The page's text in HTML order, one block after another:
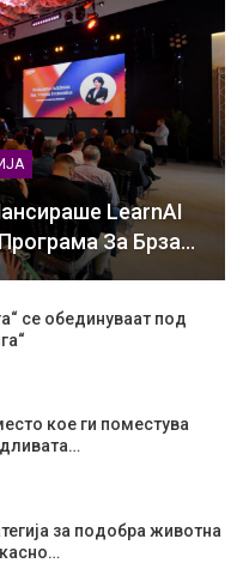
LearnAI
За Брза…
се обединуваат под
кое ги поместува
за подобра животна